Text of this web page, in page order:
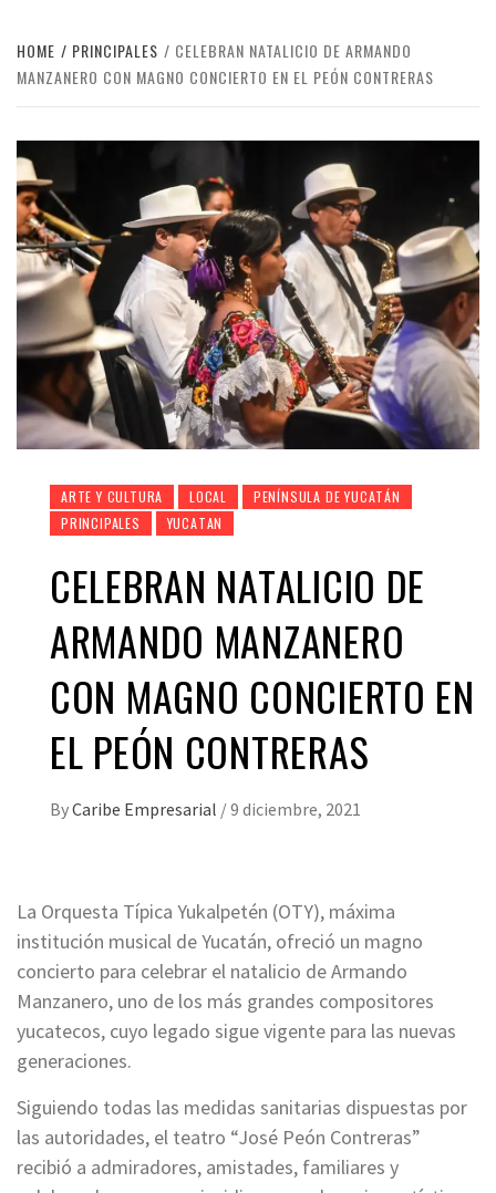
HOME PRINCIPALES
CELEBRAN NATALICIO DE ARMANDO
MANZANERO CON MAGNO CONCIERTO EN EL PEÓN CONTRERAS
ARTE Y CULTURA LOCAL
PENÍNSULA DE YUCATÁN
PRINCIPALES
YUCATAN
CELEBRAN NATALICIO DE
ARMANDO MANZANERO
CON MAGNO CONCIERTO EN
EL PEÓN CONTRERAS
ByCaribe Empresarial /9 diciembre, 2021
La Orquesta Típica Yukalpetén (OTY), máxima
institución musical de Yucatán, ofreció un magno
concierto para celebrar el natalicio de Armando
Manzanero, uno de los más grandes compositores
yucatecos, cuyo legado sigue vigente para las nuevas
generaciones.
Siguiendo todas las medidas sanitarias dispuestas por
las autoridades, el teatro “José Peón Contreras”
recibió a admiradores, amistades, familiares y